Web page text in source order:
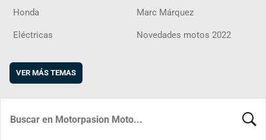
Honda Marc Márquez
Eléctricas Novedades motos 2022
VER MÁS TEMAS